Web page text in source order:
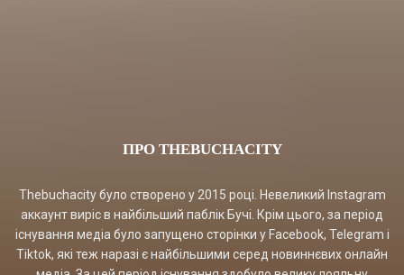
ПРО THEBUCHACITY
Thebuchacity було створено у 2015 році. Невеликий Instagram
аккаунт виріс в найбільший паблік Бучі. Крім цього, за період
існування медіа було запущено сторінки у Facebook, Telegram і
Tiktok, які теж наразі є найбільшими серед новиннєвих онлайн